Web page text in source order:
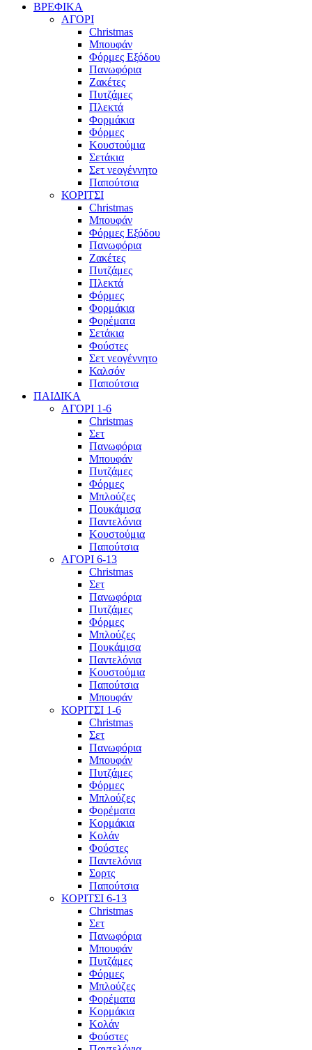
ΒΡΕΦΙΚΑ
ΑΓΟΡΙ
Christmas
Μπουφάν
Φόρμες Εξόδου
Πανωφόρια
Ζακέτες
Πυτζάμες
Πλεκτά
Φορμάκια
Φόρμες
Κουστούμια
Σετάκια
Σετ νεογέννητο
Παπούτσια
ΚΟΡΙΤΣΙ
Christmas
Μπουφάν
Φόρμες Εξόδου
Πανωφόρια
Ζακέτες
Πυτζάμες
Πλεκτά
Φόρμες
Φορμάκια
Φορέματα
Σετάκια
Φούστες
Σετ νεογέννητο
Καλσόν
Παπούτσια
ΠΑΙΔΙΚΑ
ΑΓΟΡΙ 1-6
Christmas
Σετ
Πανωφόρια
Μπουφάν
Πυτζάμες
Φόρμες
Μπλούζες
Πουκάμισα
Παντελόνια
Κουστούμια
Παπούτσια
ΑΓΟΡΙ 6-13
Christmas
Σετ
Πανωφόρια
Πυτζάμες
Φόρμες
Μπλούζες
Πουκάμισα
Παντελόνια
Κουστούμια
Παπούτσια
Μπουφάν
ΚΟΡΙΤΣΙ 1-6
Christmas
Σετ
Πανωφόρια
Μπουφάν
Πυτζάμες
Φόρμες
Μπλούζες
Φορέματα
Κορμάκια
Κολάν
Φούστες
Παντελόνια
Σορτς
Παπούτσια
ΚΟΡΙΤΣΙ 6-13
Christmas
Σετ
Πανωφόρια
Μπουφάν
Πυτζάμες
Φόρμες
Μπλούζες
Φορέματα
Κορμάκια
Κολάν
Φούστες